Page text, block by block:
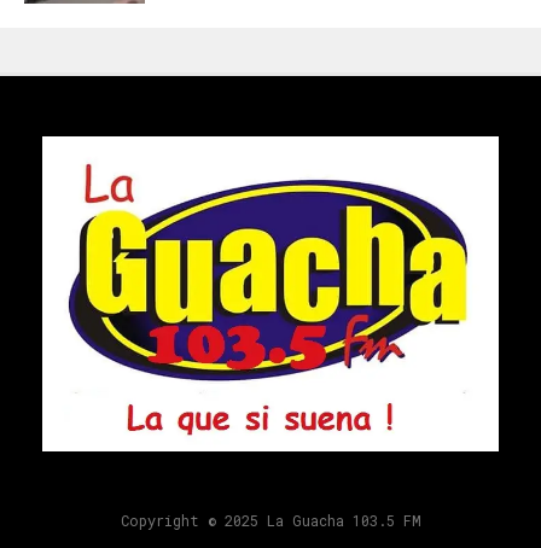
Copyright © 2025 La Guacha 103.5 FM